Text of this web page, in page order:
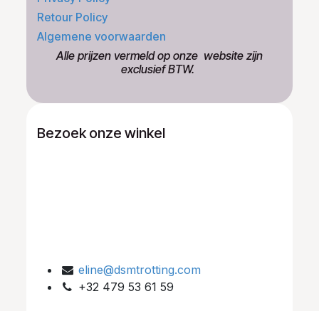
Retour Policy
Algemene voorwaarden
​Alle prijzen vermeld op onze ​website zijn
exclusief BTW.
Bezoek onze winkel
eline@dsmtrotting.com
+32 479 53 61 59